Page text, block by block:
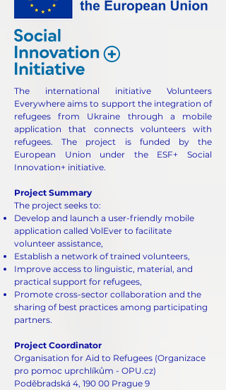
The international initiative Volunteers
Everywhere aims to support the integration of
refugees from Ukraine through a mobile
application that connects volunteers with
refugees. The project is funded by the
European Union under the ESF+ Social
Innovation+ initiative.
Project Summary
The project seeks to:
Develop and launch a user-friendly mobile
application called VolEver to facilitate
volunteer assistance,
Establish a network of trained volunteers,
Improve access to linguistic, material, and
practical support for refugees,
Promote cross-sector collaboration and the
sharing of best practices among participating
partners.
Project Coordinator
Organisation for Aid to Refugees (Organizace
pro pomoc uprchlíkům - OPU.cz)
Poděbradská 4, 190 00 Prague 9